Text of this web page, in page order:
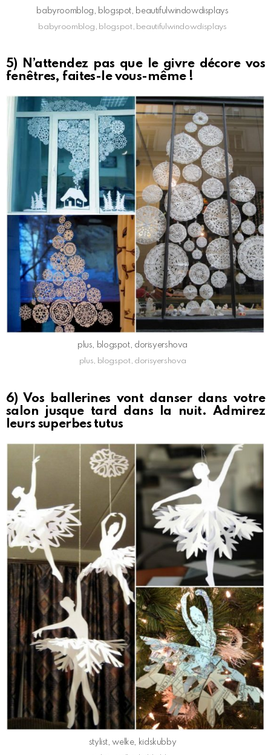
babyroomblog, blogspot, beautifulwindowdisplays
babyroomblog, blogspot, beautifulwindowdisplays
5) N’attendez pas que le givre décore vos
fenêtres, faites-le vous-même !
plus, blogspot, dorisyershova
plus, blogspot, dorisyershova
6) Vos ballerines vont danser dans votre
salon jusque tard dans la nuit. Admirez
leurs superbes tutus
stylist, welke, kidskubby